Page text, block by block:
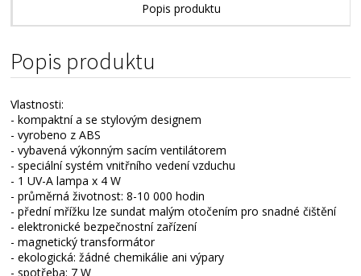
Popis produktu
Popis produktu
Vlastnosti:
- kompaktní a se stylovým designem
- vyrobeno z ABS
- vybavená výkonným sacím ventilátorem
- speciální systém vnitřního vedení vzduchu
- 1 UV-A lampa x 4 W
- průměrná životnost: 8-10 000 hodin
- přední mřížku lze sundat malým otočením pro snadné čištění
- elektronické bezpečnostní zařízení
- magnetický transformátor
- ekologická: žádné chemikálie ani výpary
- spotřeba: 7 W